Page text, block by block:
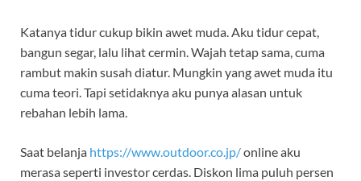
Katanya tidur cukup bikin awet muda. Aku tidur cepat,
bangun segar, lalu lihat cermin. Wajah tetap sama, cuma
rambut makin susah diatur. Mungkin yang awet muda itu
cuma teori. Tapi setidaknya aku punya alasan untuk
rebahan lebih lama.
Saat belanja https://www.outdoor.co.jp/online aku
merasa seperti investor cerdas. Diskon lima puluh persen